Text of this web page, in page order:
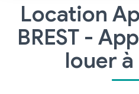
Sélectionnez...
Type de bien
Location
BREST -
louer à